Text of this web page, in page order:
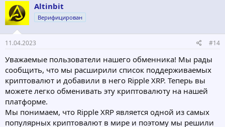
Altinbit
Верифицирован
11.04.2023 #14
Уважаемые пользователи нашего обменника! Мы рады
сообщить, что мы расширили список поддерживаемых
криптовалют и добавили в него Ripple XRP. Теперь вы
можете легко обменивать эту криптовалюту на нашей
платформе.
Мы понимаем, что Ripple XRP является одной из самых
популярных криптовалют в мире и поэтому мы решили